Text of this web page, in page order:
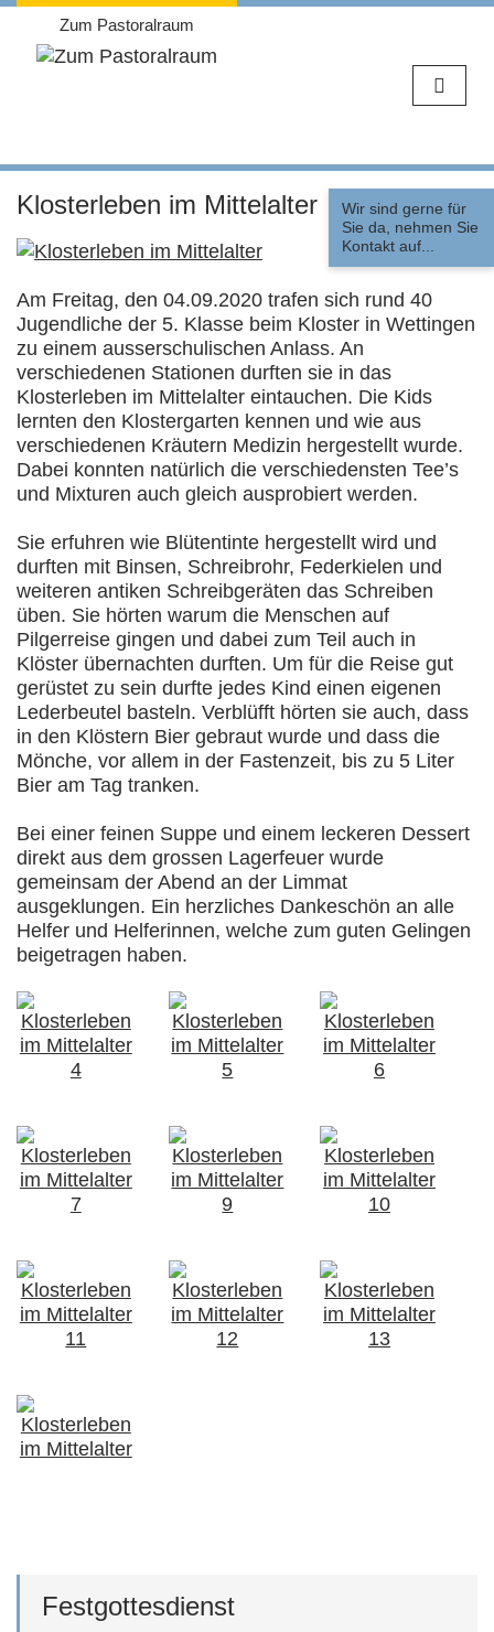
Weiter
zum
Zum Pastoralraum
Wir sind gerne für
Sie da, nehmen Sie
Kontakt auf...
Klosterleben im Mittelalter
Am Freitag, den 04.09.2020 trafen sich rund 40
Jugendliche der 5. Klasse beim Kloster in Wettingen
zu einem ausserschulischen Anlass. An
verschiedenen Stationen durften sie in das
Klosterleben im Mittelalter eintauchen. Die Kids
lernten den Klostergarten kennen und wie aus
verschiedenen Kräutern Medizin hergestellt wurde.
Dabei konnten natürlich die verschiedensten Tee’s
und Mixturen auch gleich ausprobiert werden.
Sie erfuhren wie Blütentinte hergestellt wird und
durften mit Binsen, Schreibrohr, Federkielen und
weiteren antiken Schreibgeräten das Schreiben
üben. Sie hörten warum die Menschen auf
Pilgerreise gingen und dabei zum Teil auch in
Klöster übernachten durften. Um für die Reise gut
gerüstet zu sein durfte jedes Kind einen eigenen
Lederbeutel basteln. Verblüfft hörten sie auch, dass
in den Klöstern Bier gebraut wurde und dass die
Mönche, vor allem in der Fastenzeit, bis zu 5 Liter
Bier am Tag tranken.
Bei einer feinen Suppe und einem leckeren Dessert
direkt aus dem grossen Lagerfeuer wurde
gemeinsam der Abend an der Limmat
ausgeklungen. Ein herzliches Dankeschön an alle
Helfer und Helferinnen, welche zum guten Gelingen
beigetragen haben.
Festgottesdienst